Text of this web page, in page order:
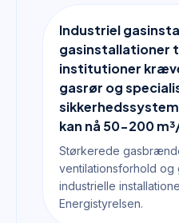
Industriel
gasinstallationer
institutioner
gasrør og
kan nå 50-200
Størkerede
ventilationsforhold og
industrielle
Energistyrelsen.